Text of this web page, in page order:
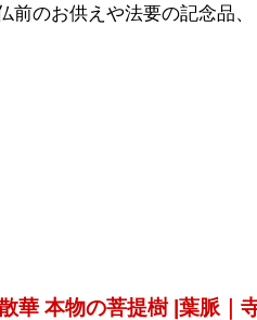
のお供えや法要の記念品、
華 本物の菩提樹 |葉脈｜